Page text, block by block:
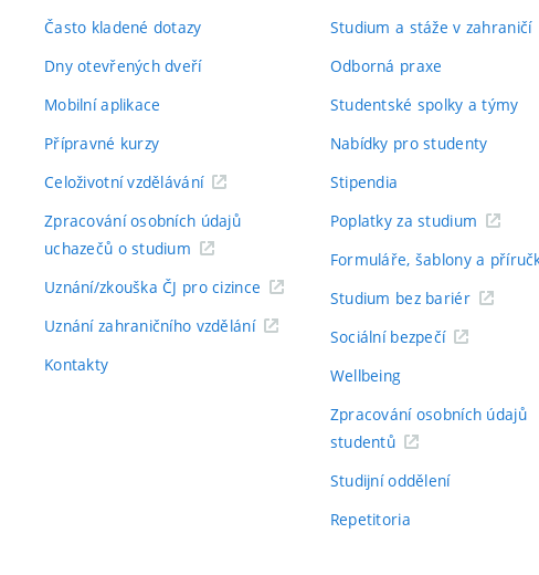
Často kladené dotazy
Dny otevřených dveří
Mobilní aplikace
Přípravné kurzy
Celoživotní vzdělávání
Zpracování osobních údajů
uchazečů o studium
Uznání/zkouška ČJ pro cizince
Uznání zahraničního vzdělání
Kontakty
Studium a stáže v zahraničí
Odborná praxe
Studentské spolky a týmy
Nabídky pro studenty
Stipendia
Poplatky za studium
Formuláře, šablony a
Studium bez bariér
Sociální bezpečí
Wellbeing
Zpracování osobních údajů
studentů
Studijní oddělení
Repetitoria